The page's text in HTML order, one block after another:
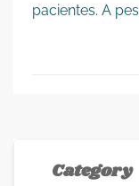
pacientes. A
Category